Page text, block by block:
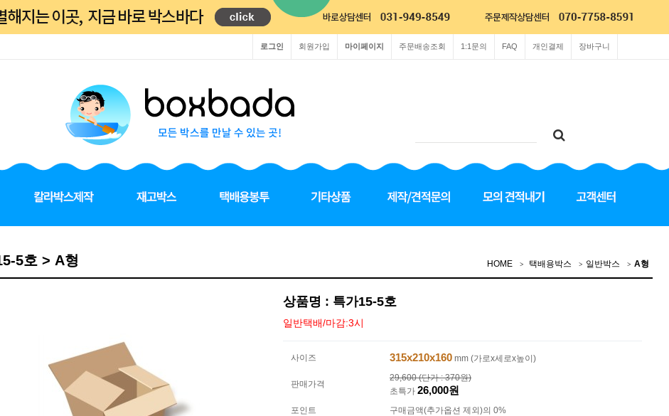
장바구니
개인결제
FAQ
1:1문의
주문배송조회
마이페이지
회원가입
로그인
5호 > A형 HOME 택배용박스 일반박스 A형
상품명 : 특가15-5호
일반택배/마감:3시
사이즈 315x210x160 mm (가로x세로x높이)
판매가격
29,600 (단가 : 370원)
초특가 26,000원
포인트
구매금액(추가옵션 제외)의 0%